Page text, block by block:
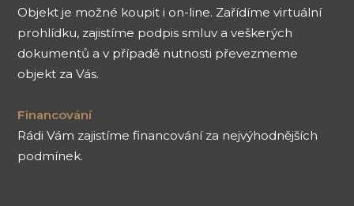
Objekt je možné koupit i on-line. Zařídíme virtuální
prohlídku, zajistíme podpis smluv a veškerých
dokumentů a v případě nutnosti převezmeme
objekt za Vás.
Financování
Rádi Vám zajistíme financování za nejvýhodnějších
podmínek.